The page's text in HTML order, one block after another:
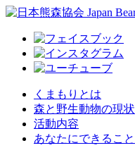
くまもりとは
森と野生動物の現状
活動内容
あなたにできること